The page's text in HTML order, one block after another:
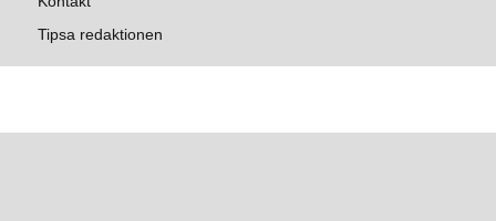
Tipsa redaktionen